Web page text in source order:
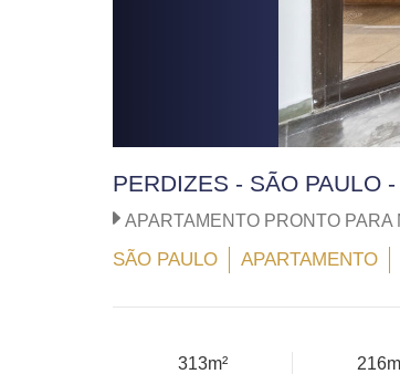
PERDIZES - SÃO PAULO
APARTAMENTO PRONTO
SÃO PAULO APARTAMENTO
313m²